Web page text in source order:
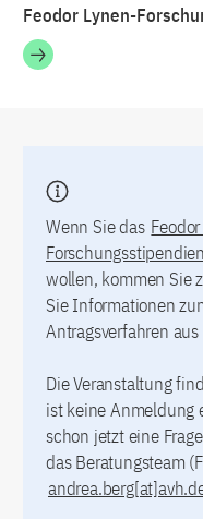
Feodor Lynen-
Wenn Sie das
wollen, kommen Sie
Sie Informationen
Antragsverfahren
Die Veranstaltung
ist keine Anmeldung
schon jetzt eine
das Beratungsteam